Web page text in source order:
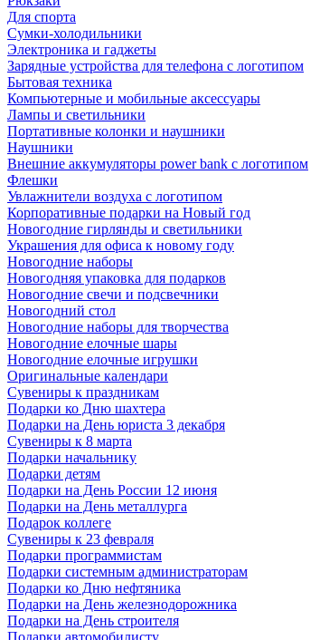
Для спорта
Сумки-холодильники
Электроника и гаджеты
Зарядные устройства для телефона с логотипом
Бытовая техника
Компьютерные и мобильные аксессуары
Лампы и светильники
Портативные колонки и наушники
Наушники
Внешние аккумуляторы power bank с логотипом
Флешки
Увлажнители воздуха с логотипом
Корпоративные подарки на Новый год
Новогодние гирлянды и светильники
Украшения для офиса к новому году
Новогодние наборы
Новогодняя упаковка для подарков
Новогодние свечи и подсвечники
Новогодний стол
Новогодние наборы для творчества
Новогодние елочные шары
Новогодние елочные игрушки
Оригинальные календари
Сувениры к праздникам
Подарки ко Дню шахтера
Подарки на День юриста 3 декабря
Сувениры к 8 марта
Подарки начальнику
Подарки детям
Подарки на День России 12 июня
Подарки на День металлурга
Подарок коллеге
Сувениры к 23 февраля
Подарки программистам
Подарки системным администраторам
Подарки ко Дню нефтяника
Подарки на День железнодорожника
Подарки на День строителя
Подарки автомобилисту